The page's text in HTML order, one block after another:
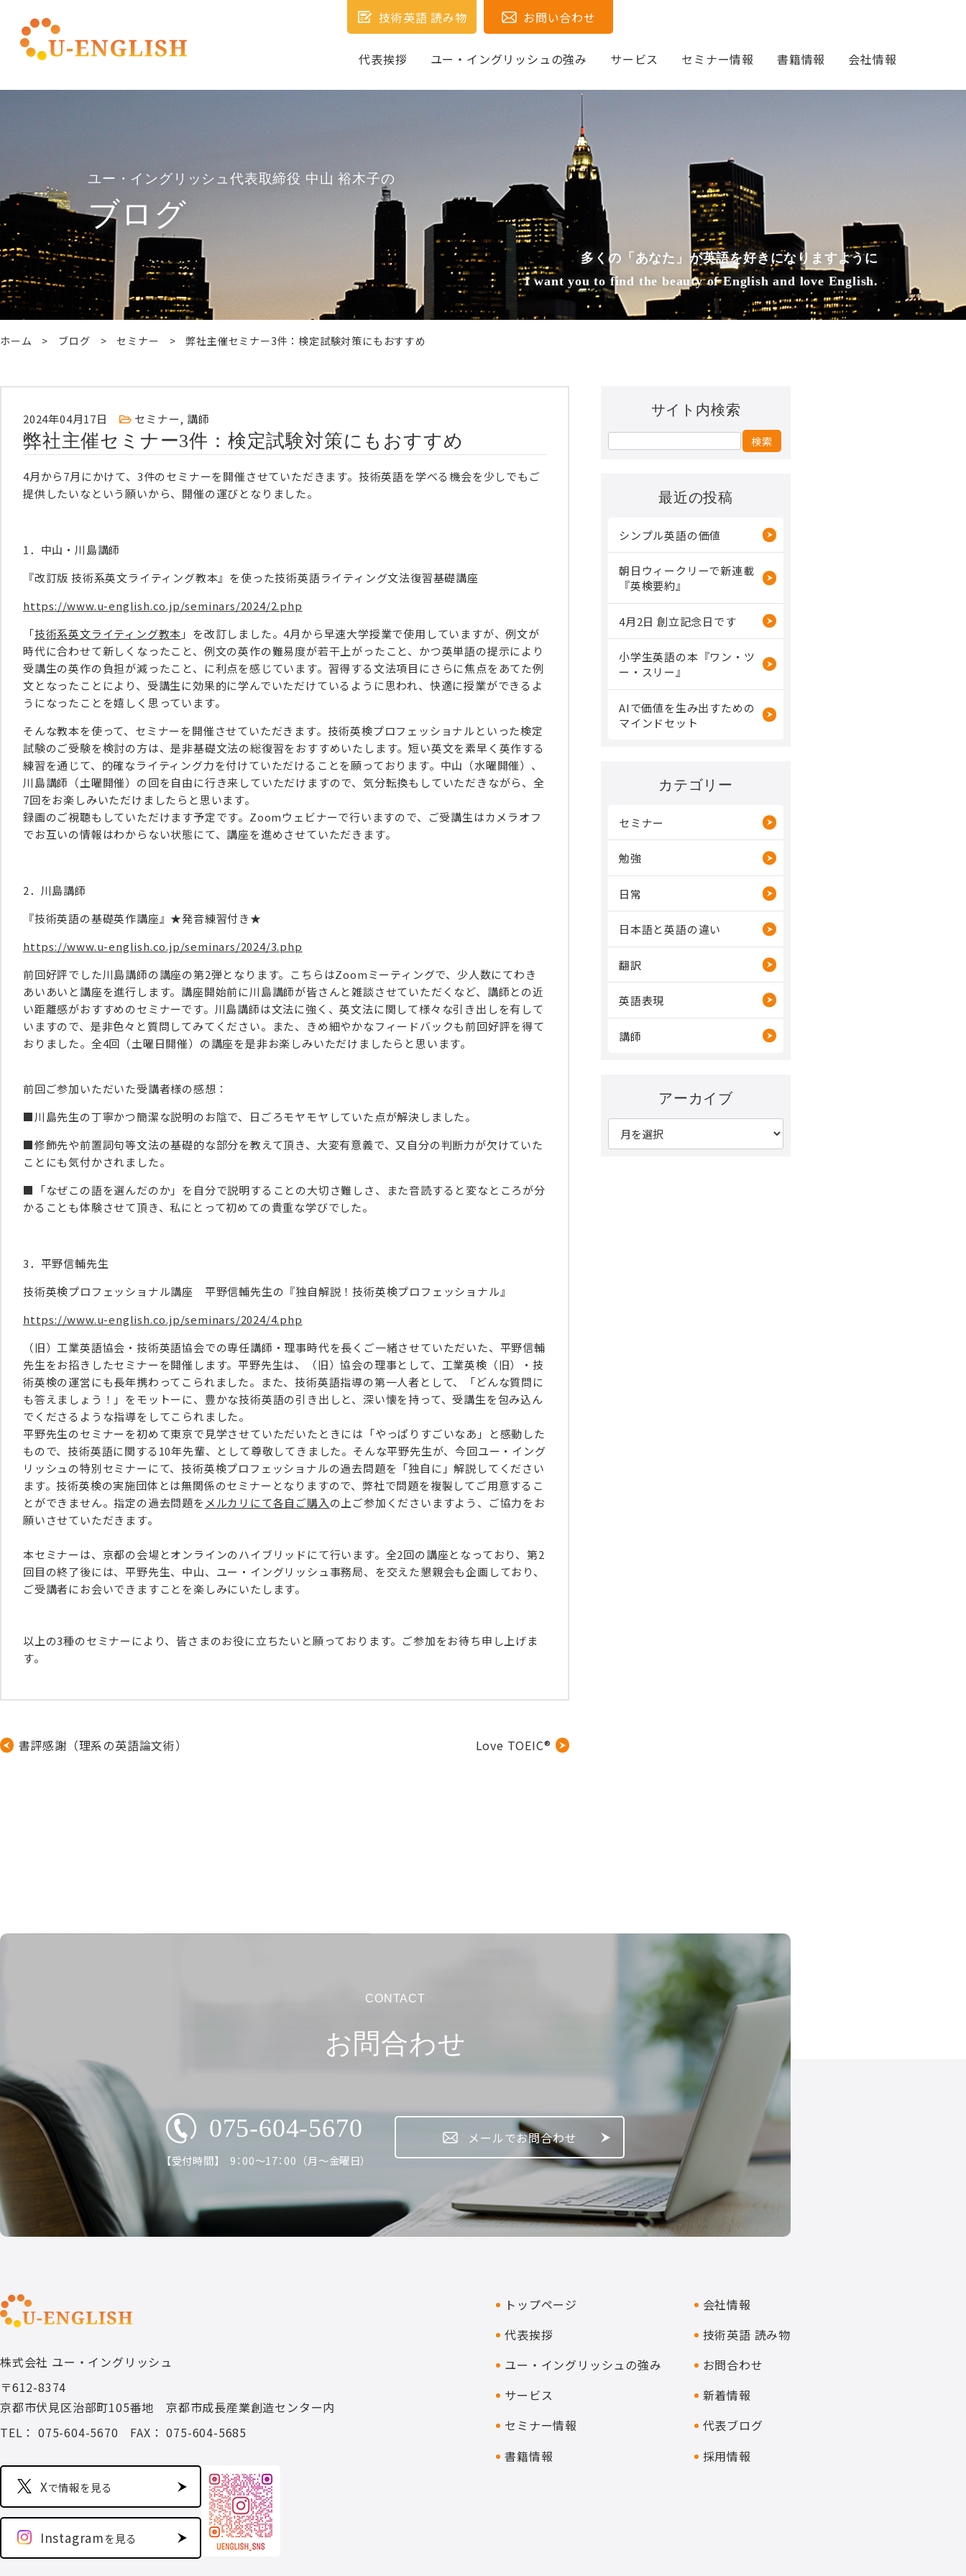
技術英語 読み物 お問い合わせ
代表挨拶 ユー・イングリッシュの強み サービス セミナー情報 書籍情報 会社情報
ユー・イングリッシュ代表取締役 中山 裕木子の
ブログ
多くの「あなた」が英語を好きになりますように
I want you to find the beauty of English and love English.
ホーム ブログ セミナー 弊社主催セミナー3件：検定試験対策にもおすすめ
2024年04月17日 セミナー, 講師
弊社主催セミナー3件：検定試験対策にもおすすめ
4月から7月にかけて、3件のセミナーを開催させていただきます。技術英語を学べる機会を少しでもご
提供したいなという願いから、開催の運びとなりました。
1．中山・川島講師
『改訂版 技術系英文ライティング教本』を使った技術英語ライティング文法復習基礎講座
https://www.u-english.co.jp/seminars/2024/2.php
「技術系英文ライティング教本 」を改訂しました。4月から早速大学授業で使用していますが、例文が
時代に合わせて新しくなったこと、例文の英作の難易度が若干上がったこと、かつ英単語の提示により
受講生の英作の負担が減ったこと、に利点を感じています。習得する文法項目にさらに焦点をあてた例
文となったことにより、受講生に効果的に学んでいただけているように思われ、快適に授業ができるよ
うになったことを嬉しく思っています。
そんな教本を使って、セミナーを開催させていただきます。技術英検プロフェッショナルといった検定
試験のご受験を検討の方は、是非基礎文法の総復習をおすすめいたします。短い英文を素早く英作する
練習を通じて、的確なライティング力を付けていただけることを願っております。中山（水曜開催）、
川島講師（土曜開催）の回を自由に行き来していただけますので、気分転換もしていただきながら、全
7回をお楽しみいただけましたらと思います。
録画のご視聴もしていただけます予定です。Zoomウェビナーで行いますので、ご受講生はカメラオフ
でお互いの情報はわからない状態にて、講座を進めさせていただきます。
2．川島講師
『技術英語の基礎英作講座』★発音練習付き★
https://www.u-english.co.jp/seminars/2024/3.php
前回好評でした川島講師の講座の第2弾となります。こちらはZoomミーティングで、少人数にてわき
あいあいと講座を進行します。講座開始前に川島講師が皆さんと雑談させていただくなど、講師との近
い距離感がおすすめのセミナーです。川島講師は文法に強く、英文法に関して様々な引き出しを有して
いますので、是非色々と質問してみてください。また、きめ細やかなフィードバックも前回好評を得て
おりました。全4回（土曜日開催）の講座を是非お楽しみいただけましたらと思います。
前回ご参加いただいた受講者様の感想：
■川島先生の丁寧かつ簡潔な説明のお陰で、日ごろモヤモヤしていた点が解決しました。
■修飾先や前置詞句等文法の基礎的な部分を教えて頂き、大変有意義で、又自分の判断力が欠けていた
ことにも気付かされました。
■「なぜこの語を選んだのか」を自分で説明することの大切さ難しさ、また音読すると変なところが分
かることも体験させて頂き、私にとって初めての貴重な学びでした。
3．平野信輔先生
技術英検プロフェッショナル講座 平野信輔先生の『独自解説！技術英検プロフェッショナル』
https://www.u-english.co.jp/seminars/2024/4.php
（旧）工業英語協会・技術英語協会での専任講師・理事時代を長くご一緒させていただいた、平野信輔
先生をお招きしたセミナーを開催します。平野先生は、（旧）協会の理事として、工業英検（旧）・技
術英検の運営にも長年携わってこられました。また、技術英語指導の第一人者として、「どんな質問に
も答えましょう！」をモットーに、豊かな技術英語の引き出しと、深い懐を持って、受講生を包み込ん
でくださるような指導をしてこられました。
平野先生のセミナーを初めて東京で見学させていただいたときには「やっぱりすごいなあ」と感動した
もので、技術英語に関する10年先輩、として尊敬してきました。そんな平野先生が、今回ユー・イング
リッシュの特別セミナーにて、技術英検プロフェッショナルの過去問題を「独自に」解説してください
ます。技術英検の実施団体とは無関係のセミナーとなりますので、弊社で問題を複製してご用意するこ
とができません。指定の過去問題を メルカリにて各自ご購入の上ご参加くださいますよう、ご協力をお
願いさせていただきます。
本セミナーは、京都の会場とオンラインのハイブリッドにて行います。全2回の講座となっており、第2
回目の終了後には、平野先生、中山、ユー・イングリッシュ事務局、を交えた懇親会も企画しており、
ご受講者にお会いできますことを楽しみにいたします。
以上の3種のセミナーにより、皆さまのお役に立ちたいと願っております。ご参加をお待ち申し上げま
す。
書評感謝（理系の英語論文術） Love TOEIC®
サイト内検索
検
最近の投稿
シンプル英語の価値
朝日ウィークリーで新連載
『英検要約』
4月2日 創立記念日です
小学生英語の本『ワン・ツ
ー・スリー』
AIで価値を生み出すための
マインドセット
カテゴリー
セミナー
勉強
日常
日本語と英語の違い
翻訳
英語表現
講師
アーカイブ
ー
CONTACT
お問合わせ
075-604-5670
【受付時間】 9：00～17：00 （月～金曜日）
メールでお問合わせ
株式会社 ユー・イングリッシュ
〒612-8374
京都市伏見区治部町105番地 京都市成長産業創造センター内
TEL： 075-604-5670 FAX： 075-604-5685
Xで情報を見る
Instagramを見る
トップページ
代表挨拶
ユー・イングリッシュ の強み
サービス
セミナー情報
書籍情報
会社情報
技術英語 読み物
お問合わせ
新着情報
代表ブログ
採用情報